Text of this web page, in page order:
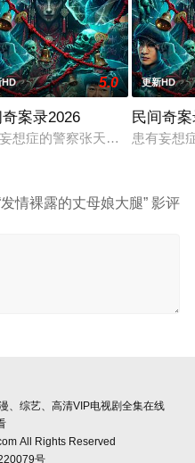
达仁萌生拍一部《河南人在
HD 5.0
奇案录2026
想症的警察张天盛遇上一起离
更新HD
民间奇
患有妄想
发情裸露的丈母娘大腿” 影评
、综艺、高清VIP电视剧全集在线
All Rights Reserved
号